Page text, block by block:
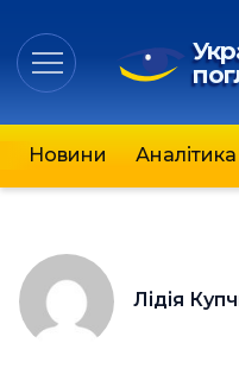
Новини Аналітика
Лідія